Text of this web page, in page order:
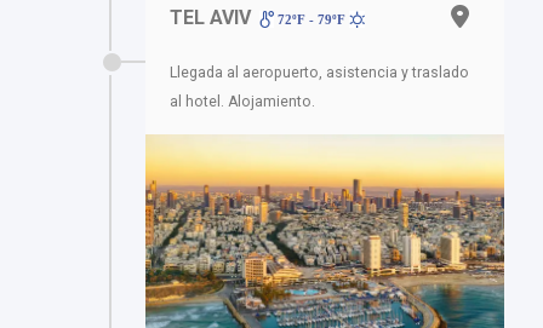
TEL AVIV 72ºF - 79ºF
Llegada al aeropuerto, asistencia y traslado
al hotel. Alojamiento.